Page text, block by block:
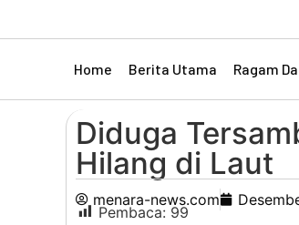
Home Berita Utama Ragam
Diduga
Hilang di Laut
menara-news.com
Pembaca: 99